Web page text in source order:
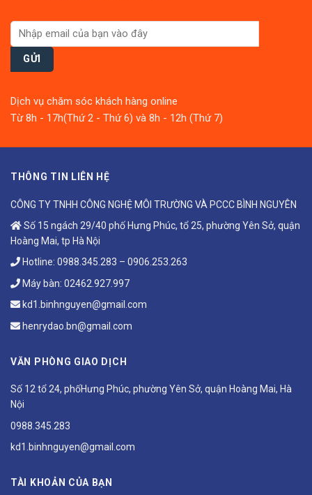
Dịch vụ chăm sóc khách hàng online
Từ 8h - 17h(Thứ 2 - Thứ 6) và 8h - 12h (Thứ 7)
THÔNG TIN LIÊN HỆ
CÔNG TY TNHH CÔNG NGHỆ MÔI TRƯỜNG VÀ PCCC BÌNH NGUYÊN
Số 15 ngách 29/40 phố Hưng Phúc, tổ 25, phường Yên Sở, quận
Hoàng Mai, tp Hà Nội
Hotline: 0988.345.283 – 0906.253.263
Máy bàn: 02462.927.997
kd1.binhnguyen@gmail.com
henrydao.bn@gmail.com
VĂN PHÒNG GIAO DỊCH
Số 12 tổ 24, phốHưng Phúc, phường Yên Sở, quận Hoàng Mai, Hà
Nội
0988.345.283
kd1.binhnguyen@gmail.com
TÀI KHOẢN CỦA BẠN